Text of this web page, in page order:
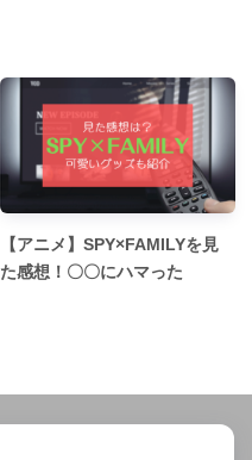
【アニメ】SPY×FAMILYを見
た感想！〇〇にハマった